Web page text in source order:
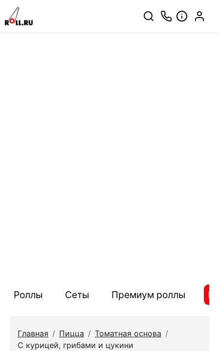
Роллы Сеты Премиум роллы
Главная / Пицца / Томатная основа /
С курицей, грибами и цукини